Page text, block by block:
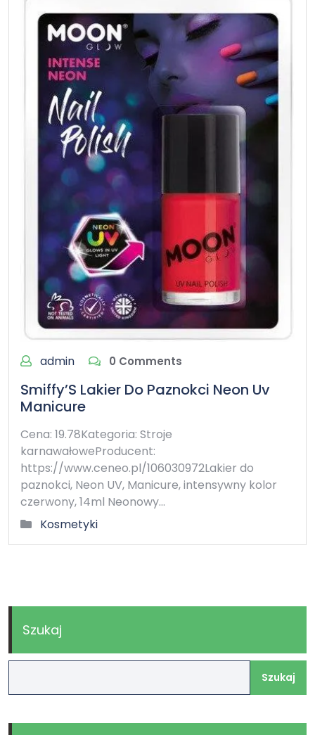
admin 0 Comments
Smiffy’S Lakier Do Paznokci Neon Uv
Manicure
Cena: 19.78Kategoria: Stroje
karnawałoweProducent:
https://www.ceneo.pl/106030972Lakier do
paznokci, Neon UV, Manicure, intensywny kolor
czerwony, 14ml Neonowy…
Kosmetyki
Szukaj
Szukaj